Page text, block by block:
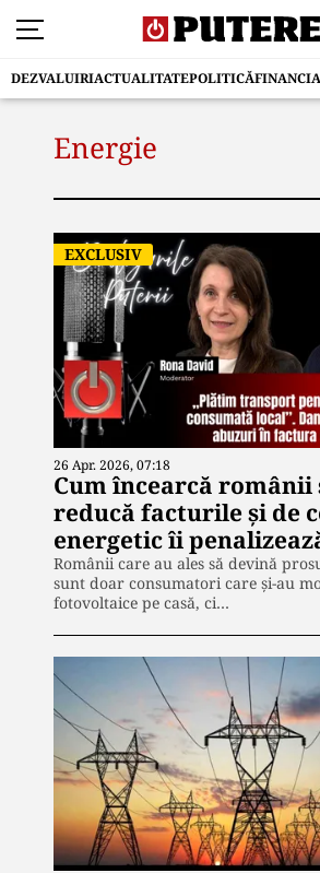
DEZVALUIRIACTUALITATEPOLITICĂ
Energie
EXCLUSIV
26 Apr. 2026, 07:18
Cum încearcă românii
reducă facturile și de
energetic îi
Românii care au ales să devină
sunt doar consumatori care și-au
fotovoltaice pe casă, ci…